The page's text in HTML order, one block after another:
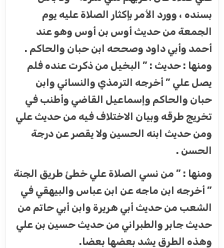
بسنده ، وورد الأمر بإكثار الصلاة عليه يوم
الجمعة من حديث أوس بن أوس وهو عند
أحمد وأبي داود وصححه ابن حبان والحاكم .
ومنها : حديث : ” البخيل من ذكرت عنده فلم
يصل علي ” أخرجه الترمذي والنسائي وابن
حبان والحاكم وإسماعيل القاضي وأطنب في
تخريج طرقه وبيان الاختلاف فيه من حديث علي
ومن حديث ابنه الحسين ولا يقصر عن درجة
الحسن .
ومنها : ” من نسي الصلاة علي خطئ طريق الجنة
” أخرجه ابن ماجه عن ابن عباس والبيهقي في
الشعب من حديث أبي هريرة وابن أبي حاتم من
حديث جابر والطبراني من حديث حسين بن علي
وهذه الطرق يشد بعضها بعضا.